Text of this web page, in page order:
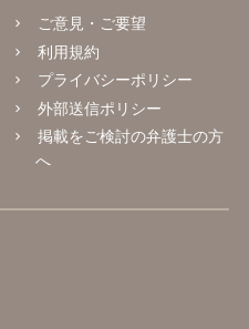
ご意見・ご要望
利用規約
プライバシーポリシー
外部送信ポリシー
掲載をご検討の弁護士の方
へ